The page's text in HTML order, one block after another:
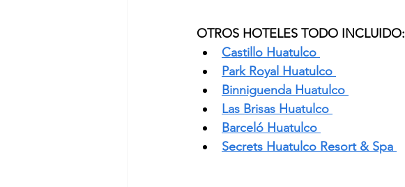
OTROS HOTELES TODO INCLUIDO:
Castillo Huatulco
Park Royal Huatulco
Binniguenda Huatulco
Las Brisas Huatulco
Barceló Huatulco
Secrets Huatulco Resort & Spa